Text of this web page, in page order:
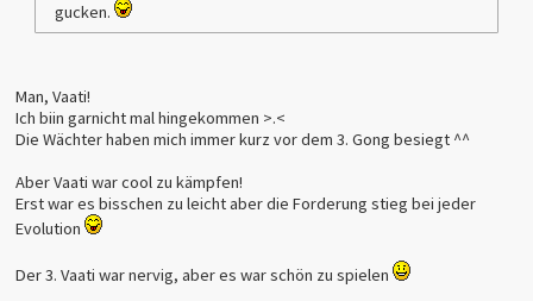
gucken.
Man, Vaati!
Ich biin garnicht mal hingekommen >.<
Die Wächter haben mich immer kurz vor dem 3. Gong besiegt ^^
Aber Vaati war cool zu kämpfen!
Erst war es bisschen zu leicht aber die Forderung stieg bei jeder
Evolution
Der 3. Vaati war nervig, aber es war schön zu spielen